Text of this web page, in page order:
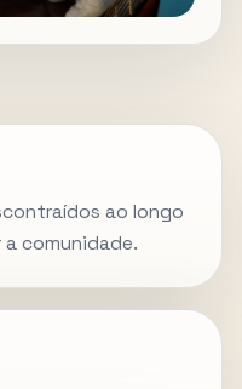
ao longo
comunidade.